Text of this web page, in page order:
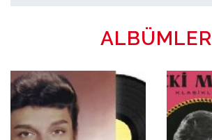
ALBÜMLER